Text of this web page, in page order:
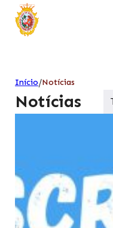
Início/Notícias
Notícias